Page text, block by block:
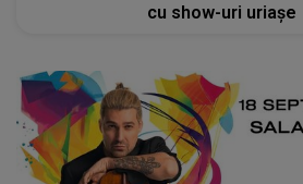
cu show-uri uriașe